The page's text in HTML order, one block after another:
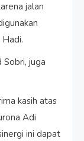
jalan
Sobri, juga
kasih atas
Adi
ini dapat